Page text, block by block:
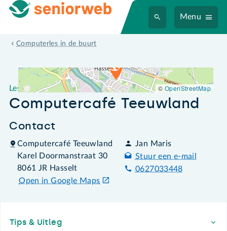
Menu
Computerles in de buurt
Leslocatie Computercafé Teeuwland
Leslocatie
Computercafé Teeuwland
Contact
Computercafé Teeuwland
Karel Doormanstraat 30
8061 JR Hasselt
Open in Google Maps
Jan Maris
Stuur een e-mail
0627033448
©OpenStreetMap
Tips & Uitleg